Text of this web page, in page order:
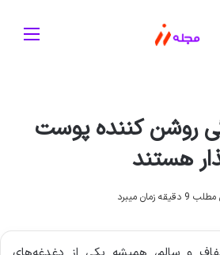
روشن کننده پوست
هستند
زمان میبرد